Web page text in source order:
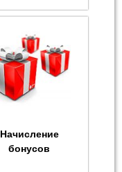
Начисление
бонусов